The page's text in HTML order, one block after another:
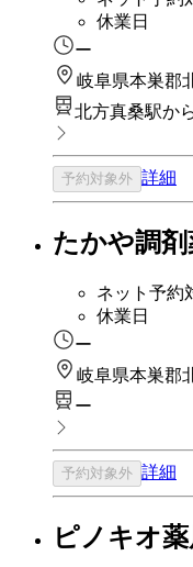
休業日
ー
岐阜県本巣郡
北方真桑駅か
予約対象外 詳細
たかや調剤
ネット予約
休業日
ー
岐阜県本巣郡
ー
予約対象外 詳細
ピノキオ